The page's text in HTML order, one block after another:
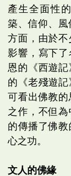
產生全面性
築、信仰、
方面，由於
影響，寫下
恩的《西遊
的《老殘遊
可看出佛教
之作，不但
的傳播了佛
心之功。
文人的佛緣